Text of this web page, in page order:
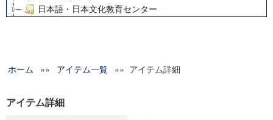
日本語・日本文化教育センター
グローバルリサーチインスティテュート
科学研究費補助金研究成果報告書
ホーム »» アイテム一覧 »» アイテム詳細
アイテム詳細